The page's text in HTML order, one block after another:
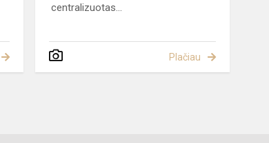
centralizuotas...
Plačiau